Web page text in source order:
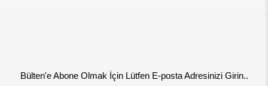
Bülten'e Abone Olmak İçin Lütfen E-posta Adresinizi Girin..